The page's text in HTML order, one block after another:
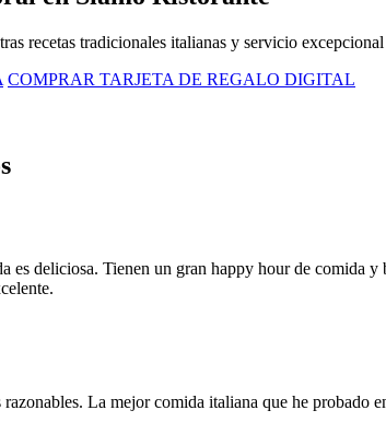
recetas tradicionales italianas y servicio
COMPRAR TARJETA DE REGALO DIGITAL
deliciosa. Tienen un gran happy hour de comida
La mejor comida italiana que he